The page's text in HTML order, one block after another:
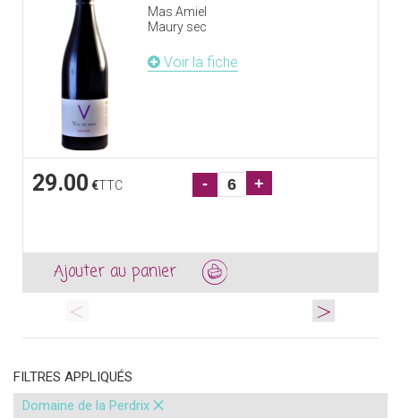
<
Mas Amiel
Maury sec
Voir la fiche
29.00 €TTC - +
Ajouter au panier
>
FILTRES APPLIQUÉS
Domaine de la Perdrix ×